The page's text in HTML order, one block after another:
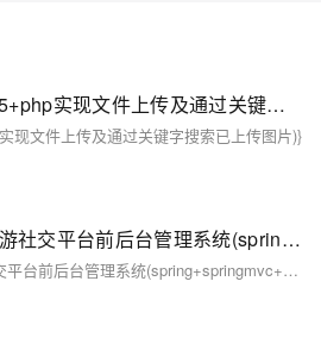
web简易开发(二){html5+php实现文件上传及通过关键字搜索已上传图片)}
现文件上传及通过关键字搜索已上传图片)}
基于ssm框架旅游网旅游社交平台前后台管理系统(spring+springmvc+mybatis+maven+tomcat+html)
基于ssm框架旅游网旅游社交平台前后台管理系统(spring+springmvc+mybatis+maven+tomcat+html)